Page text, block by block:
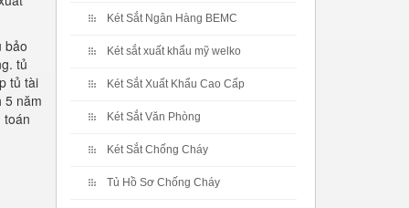
bảo
tủ
tủ tài
5 năm
toán
Két Sắt Ngân Hàng BEMC
Két sắt xuất khẩu mỹ welko
Két Sắt Xuất Khẩu Cao Cấp
Két Sắt Văn Phòng
Két Sắt Chống Cháy
Tủ Hồ Sơ Chống Cháy